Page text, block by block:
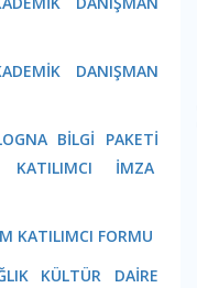
DANIŞMAN
BİLGİ PAKETİ
KATILIMCI İMZA
KATILIMCI FORMU
KÜLTÜR DAİRE